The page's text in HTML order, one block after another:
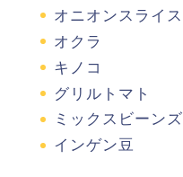
オニオンスライス
オクラ
キノコ
グリルトマト
ミックスビーンズ
インゲン豆